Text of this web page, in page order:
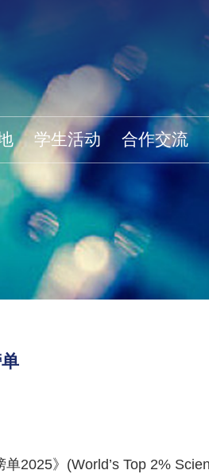
学生活动 合作交流
2025》(World’s Top 2%